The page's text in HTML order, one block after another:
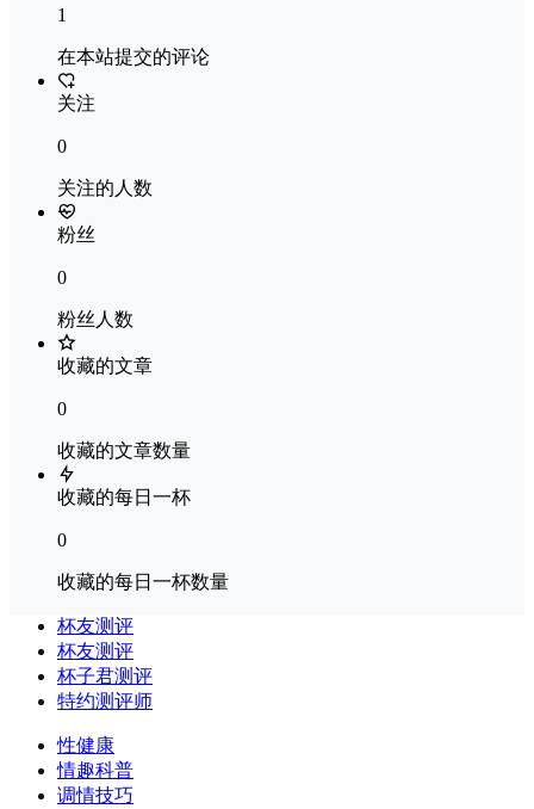
1
在本站提交的评论
关注
0
关注的人数
粉丝
0
粉丝人数
收藏的文章
0
收藏的文章数量
收藏的每日一杯
0
收藏的每日一杯数量
杯友测评
杯友测评
杯子君测评
特约测评师
性健康
情趣科普
调情技巧